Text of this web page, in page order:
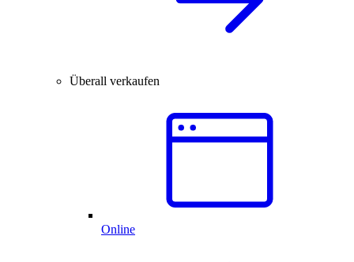
Überall verkaufen
Online